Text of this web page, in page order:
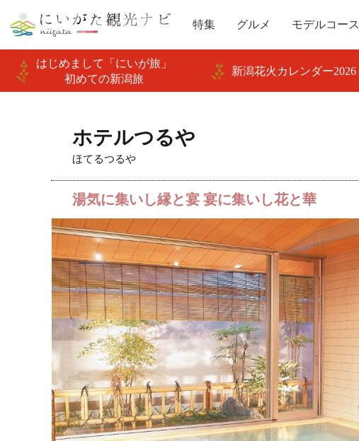
特集 グルメ モデルコース
はじめまして「にいが旅」
初めての新潟旅
新潟花火カレンダー2026
ホテルつるや
ほてるつるや
湯気に集いし縁と宴 宴に集いし花と華